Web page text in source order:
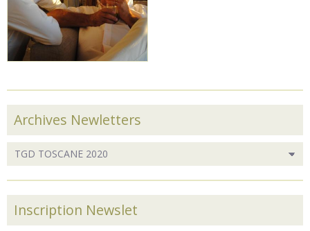
Archives Newletters
Inscription Newslet